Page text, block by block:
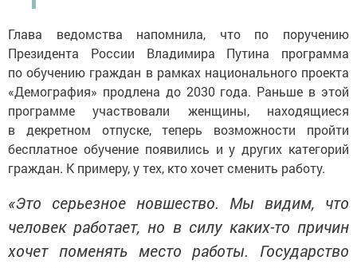
Глава ведомства напомнила, что по поручению
Президента России Владимира Путина программа
по обучению граждан в рамках национального проекта
«Демография» продлена до 2030 года. Раньше в этой
программе участвовали женщины, находящиеся
в декретном отпуске, теперь возможности пройти
бесплатное обучение появились и у других категорий
граждан. К примеру, у тех, кто хочет сменить работу.
«Это серьезное новшество. Мы видим, что
человек работает, но в силу каких-то причин
хочет поменять место работы. Государство